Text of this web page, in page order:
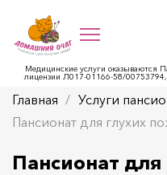
Медицинские услуги
лицензии Л017-01166-58/
Главная
Услуги
Пансионат для глухих
Пансионат